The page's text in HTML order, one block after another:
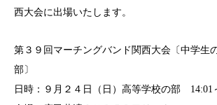
西大会に出場いたします。
第３９回マーチングバンド関西大会〔中学生
部〕
日時：９月２４日（日）高等学校の部 14:01